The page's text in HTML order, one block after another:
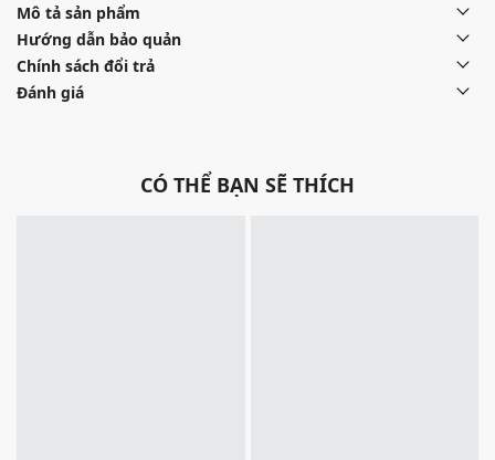
Mô tả sản phẩm
Hướng dẫn bảo quản
Chính sách đổi trả
Đánh giá
CÓ THỂ BẠN SẼ THÍCH